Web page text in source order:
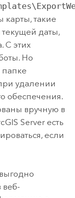
такие
текущей даты,
С этих
Но
удалении
обеспечения.
вручную в
Serverесть
если
веб-